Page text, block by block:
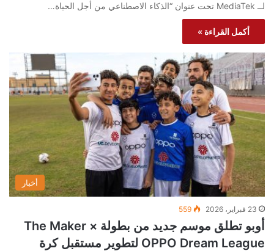
لــ MediaTek تحت عنوان “الذكاء الاصطناعي من أجل الحياة…
أكمل القراءة »
أخبار
23 فبراير، 2026 559
أوبو تطلق موسم جديد من بطولة The Maker ×
OPPO Dream League لتطوير مستقبل كرة